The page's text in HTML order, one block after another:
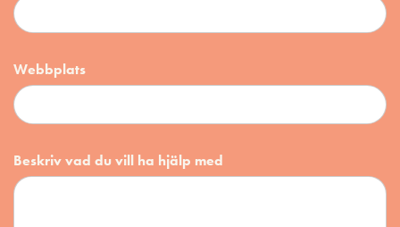
Webbplats
Beskriv vad du vill ha hjälp med